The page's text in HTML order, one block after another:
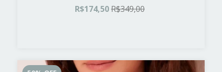
R$174,50R$349,00